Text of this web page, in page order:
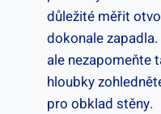
důležité měřit
dokonale
ale nezapomeňte
hloubky
pro obklad stěny.